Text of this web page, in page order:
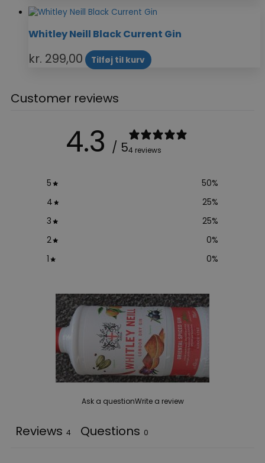
Whitley Neill Black Current Gin
kr. 299,00 Tilføj til kurv
Customer reviews
4.3 / 54 reviews
5 50%
4
25%
3
25%
2
0%
1
0%
Ask a questionWrite a review
Reviews 4 Questions 0